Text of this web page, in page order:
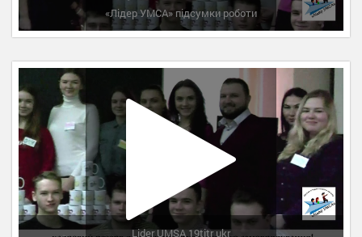
«Лідер УМСА» підсумки роботи
Lider UMSA 19titr ukr